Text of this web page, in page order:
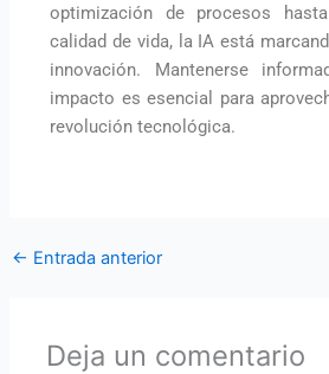
optimización de procesos
calidad de vida, la IA está
innovación. Mantenerse
impacto es esencial para
revolución tecnológica.
← Entrada anterior
Deja un comentario